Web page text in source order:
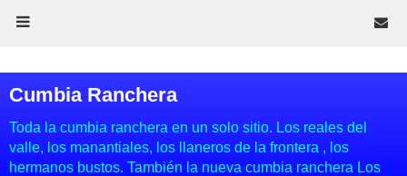
Cumbia Ranchera
Toda la cumbia ranchera en un solo sitio. Los reales del
valle, los manantiales, los llaneros de la frontera , los
hermanos bustos. También la nueva cumbia ranchera Los